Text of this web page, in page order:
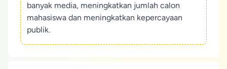
banyak media, meningkatkan jumlah calon
mahasiswa dan meningkatkan kepercayaan
publik.